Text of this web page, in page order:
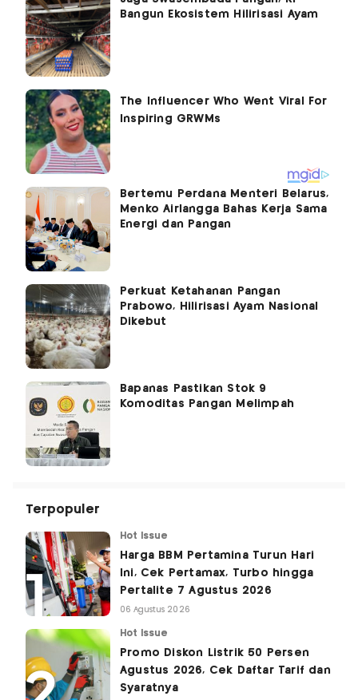
Bangun Ekosistem Hilirisasi Ayam
Bertemu Perdana Menteri Belarus,
Menko Airlangga Bahas Kerja Sama
Energi dan Pangan
Perkuat Ketahanan Pangan
Prabowo, Hilirisasi Ayam Nasional
Dikebut
Bapanas Pastikan Stok 9
Komoditas Pangan Melimpah
Terpopuler
Hot Issue
Harga BBM Pertamina Turun Hari
Ini, Cek Pertamax, Turbo hingga
Pertalite 7 Agustus 2026
06 Agustus 2026
Hot Issue
Promo Diskon Listrik 50 Persen
Agustus 2026, Cek Daftar Tarif dan
Syaratnya